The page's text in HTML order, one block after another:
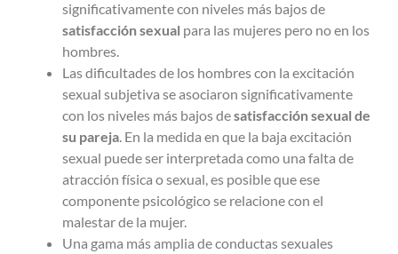
significativamente con niveles más bajos de
satisfacción sexual para las mujeres pero no en los
hombres.
Las dificultades de los hombres con la excitación
sexual subjetiva se asociaron significativamente
con los niveles más bajos desatisfacción sexual de
su pareja . En la medida en que la baja excitación
sexual puede ser interpretada como una falta de
atracción física o sexual, es posible que ese
componente psicológico se relacione con el
malestar de la mujer.
Una gama más amplia de conductas sexuales